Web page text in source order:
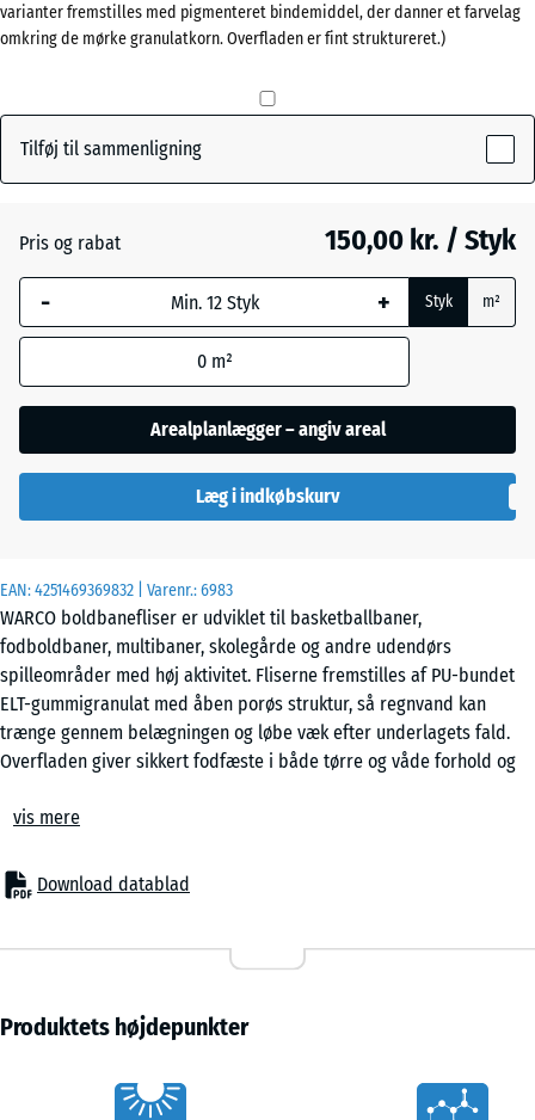
EAN:4251469369832 | Varenr.:6983
WARCO boldbanefliser er udviklet til basketballbaner,
fodboldbaner, multibaner, skolegårde og andre udendørs
spilleområder med høj aktivitet. Fliserne fremstilles af PU-bundet
ELT-gummigranulat med åben porøs struktur, så regnvand kan
trænge gennem belægningen og løbe væk efter underlagets fald.
Overfladen giver sikkert fodfæste i både tørre og våde forhold og
Stabil belægning med puslesamling
Samlingen holder belægningen samlet uden brug af lim eller skruer
og gør monteringen hurtig på faste og bærende underlag. Fliserne
udtryk. Ved kanter, hegn eller målområder kan fliserne tilpasses
udskiftes enkeltvis uden at hele området skal demonteres.
Montering på faste underlag
belægningssten eller kunststofgitter. Der kræves normalt ingen
vis mere
Download datablad
Antracit - 5,00 kr.
x
40
Den valgte,
blåmarkerede
behovsberegningen
(medmindre andet
x
x 4
cm
50
x
50
x 3
cm
0,25
- 40,00 kr.
varianter fremstilles med pigmenteret bindemiddel, der danner et farvelag
omkring de mørke granulatkorn. Overfladen er fint struktureret.)
Tilføj til sammenligning
Pris og rabat 150,00 kr. / Styk
- + Styk m²
0 m²
Arealplanlægger – angiv areal
Læg i indkøbskurv
Produktets højdepunkter